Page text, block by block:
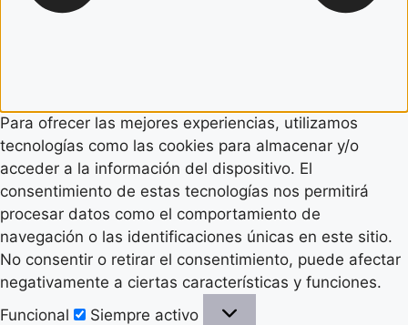
Para ofrecer las mejores experiencias, utilizamos
tecnologías como las cookies para almacenar y/o
acceder a la información del dispositivo. El
consentimiento de estas tecnologías nos permitirá
procesar datos como el comportamiento de
navegación o las identificaciones únicas en este sitio.
No consentir o retirar el consentimiento, puede afectar
negativamente a ciertas características y funciones.
Funcional
Siempre activo